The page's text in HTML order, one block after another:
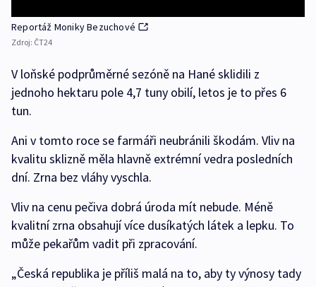
Reportáž Moniky Bezuchové
Zdroj: ČT24
V loňské podprůměrné sezóně na Hané sklidili z
jednoho hektaru pole 4,7 tuny obilí, letos je to přes 6
tun.
Ani v tomto roce se farmáři neubránili škodám. Vliv na
kvalitu sklizně měla hlavně extrémní vedra posledních
dní. Zrna bez vláhy vyschla.
Vliv na cenu pečiva dobrá úroda mít nebude. Méně
kvalitní zrna obsahují více dusíkatých látek a lepku. To
může pekařům vadit při zpracování.
„Česká republika je příliš malá na to, aby ty výnosy tady